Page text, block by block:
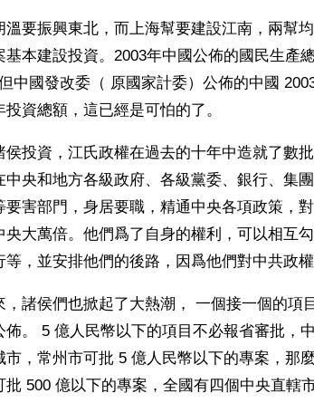
要振興東北，而上海幫要建設江南，兩幫
本建設投資。2003年中國公佈的國民生產
中國發改委（ 原國家計委）公佈的中國
資總額，這已經是可怕的了。
侯投資，江氏政權在過去的十年中造就了數
央和地方各級政府、各級黨委、銀行、集
害部門，身居要職，精通中央各項政策，
央大萬倍。他們爲了自身的權利，可以相互
，並安排他們的後路，因爲他們對中共政權
，諸侯們也掀起了大熱潮， 一個接一個的項
佈。 5 億人民幣以下的項目不必報省審批，
市，常州市可批 5 億人民幣以下的專案，那
500 億以下的專案，全國有四個中央直轄